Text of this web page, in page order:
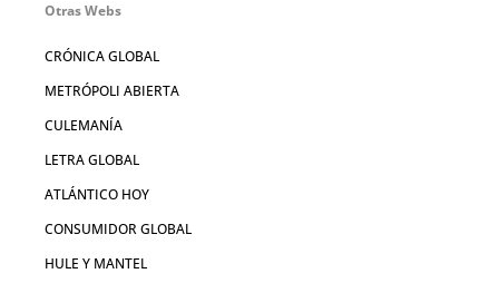
Otras Webs
CRÓNICA GLOBAL
METRÓPOLI ABIERTA
CULEMANÍA
LETRA GLOBAL
ATLÁNTICO HOY
CONSUMIDOR GLOBAL
HULE Y MANTEL